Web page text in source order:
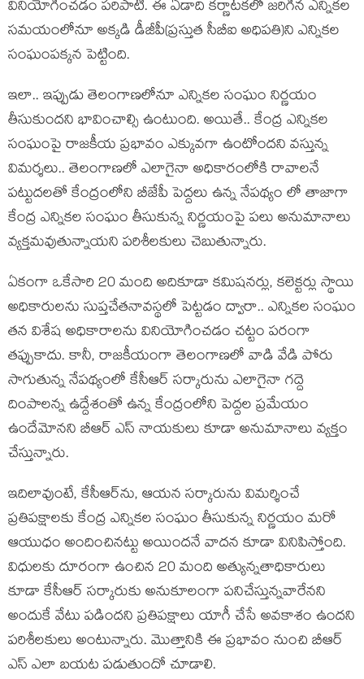
వినియోగించ‌డం ప‌రిపాటి. ఈ ఏడాది క‌ర్ణాట‌క‌లో జ‌రిగిన ఎన్నిక‌ల
స‌మ‌యంలోనూ అక్క‌డి డీజీపీ(ప్ర‌స్తుత సీబీఐ అధిప‌తి)ని ఎన్నిక‌ల
సంఘంప‌క్క‌న పెట్టింది.
ఇలా.. ఇప్పుడు తెలంగాణ‌లోనూ ఎన్నిక‌ల సంఘం నిర్ణ‌యం
తీసుకుంద‌ని భావించాల్సి ఉంటుంది. అయితే.. కేంద్ర ఎన్నిక‌ల
సంఘంపై రాజ‌కీయ ప్ర‌భావం ఎక్కువ‌గా ఉంటోంద‌ని వ‌స్తున్న
విమ‌ర్శ‌లు.. తెలంగాణ‌లో ఎలాగైనా అధికారంలోకి రావాల‌నే
ప‌ట్టుద‌ల‌తో కేంద్రంలోని బీజేపీ పెద్ద‌లు ఉన్న నేప‌థ్యం లో తాజాగా
కేంద్ర ఎన్నిక‌ల సంఘం తీసుకున్న నిర్ణ‌యంపై ప‌లు అనుమానాలు
వ్య‌క్త‌మ‌వుతున్నాయ‌ని ప‌రిశీల‌కులు చెబుతున్నారు.
ఏకంగా ఒకేసారి 20 మంది అదికూడా క‌మిష‌న‌ర్లు, క‌లెక్ట‌ర్లు స్థాయి
అధికారుల‌ను సుప్త‌చేత‌నావ‌స్థ‌లో పెట్ట‌డం ద్వారా.. ఎన్నిక‌ల సంఘం
త‌న విశేష అధికారాల‌ను వినియోగించ‌డం చ‌ట్టం ప‌రంగా
త‌ప్పుకాదు. కానీ, రాజ‌కీయంగా తెలంగాణ‌లో వాడి వేడి పోరు
సాగుతున్న నేప‌థ్యంలో కేసీఆర్ స‌ర్కారును ఎలాగైనా గ‌ద్దె
దింపాల‌న్న ఉద్దేశంతో ఉన్న కేంద్రంలోని పెద్దల ప్ర‌మేయం
ఉందేమోన‌ని బీఆర్ ఎస్ నాయ‌కులు కూడా అనుమానాలు వ్య‌క్తం
చేస్తున్నారు.
ఇదిలావుంటే, కేసీఆర్‌ను, ఆయ‌న స‌ర్కారును విమ‌ర్శించే
ప్ర‌తిప‌క్షాల‌కు కేంద్ర ఎన్నిక‌ల సంఘం తీసుకున్న నిర్ణ‌యం మ‌రో
ఆయుధం అందించిన‌ట్టు అయింద‌నే వాద‌న కూడా వినిపిస్తోంది.
విధుల‌కు దూరంగా ఉంచిన 20 మంది అత్యున్న‌తాధికారులు
కూడా కేసీఆర్ స‌ర్కారుకు అనుకూలంగా ప‌నిచేస్తున్న‌వారేన‌ని
అందుకే వేటు ప‌డింద‌ని ప్ర‌తిప‌క్షాలు యాగీ చేసే అవకాశం ఉంద‌ని
ప‌రిశీల‌కులు అంటున్నారు. మొత్తానికి ఈ ప్ర‌భావం నుంచి బీఆర్
ఎస్ ఎలా బ‌య‌ట ప‌డుతుందో చూడాలి.